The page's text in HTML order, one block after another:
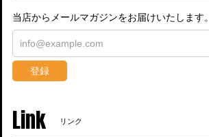
当店からメールマガジンをお届けいたします。
登録
Link リンク